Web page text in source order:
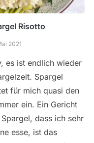
Risotto
2021
es ist endlich wieder
Spargel
für mich quasi den
ein. Ein Gericht
dass ich sehr
esse, ist das